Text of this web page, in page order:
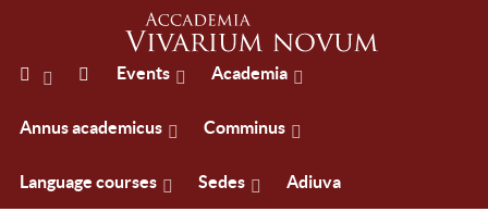
Events Academia
Annus academicus Comminus
Language courses Sedes Adiuva